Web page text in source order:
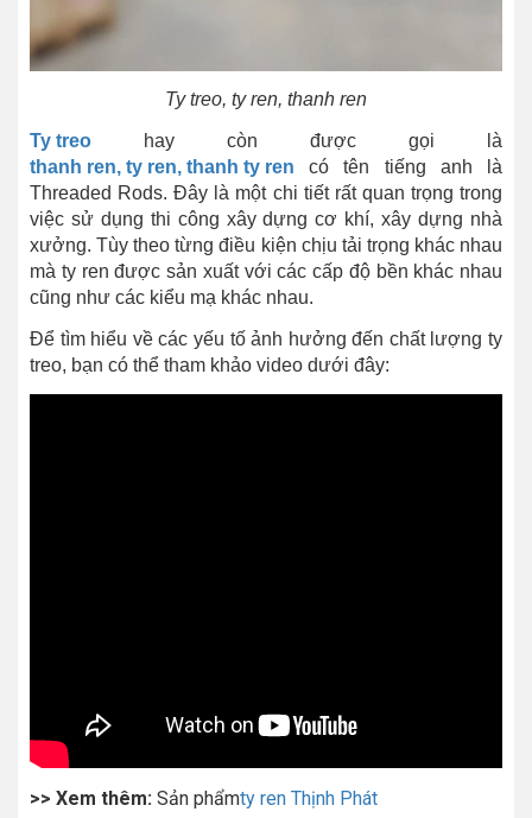
Ty treo, ty ren, thanh ren
Ty treo hay còn được gọi là
thanh ren, ty ren, thanh ty ren có tên tiếng anh là
Threaded Rods. Đây là một chi tiết rất quan trọng trong
việc sử dụng thi công xây dựng cơ khí, xây dựng nhà
xưởng. Tùy theo từng điều kiện chịu tải trọng khác nhau
mà ty ren được sản xuất với các cấp độ bền khác nhau
cũng như các kiểu mạ khác nhau.
Để tìm hiểu về các yếu tố ảnh hưởng đến chất lượng ty
treo, bạn có thể tham khảo video dưới đây:
>> Xem thêm: Sản phẩmty ren Thịnh Phát